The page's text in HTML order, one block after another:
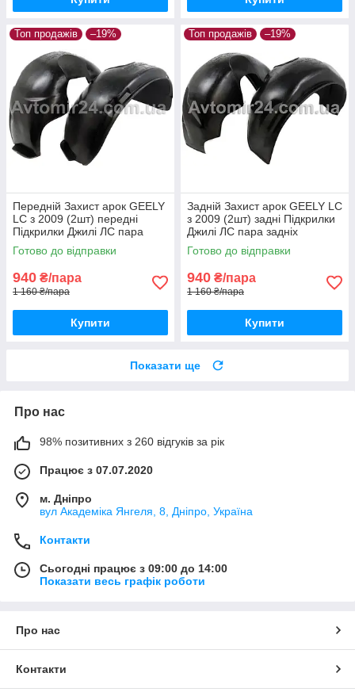
Топ продажів –19%
Передній Захист арок GEELY
LС з 2009 (2шт) передні
Підкрилки Джилі ЛС пара
передніх
Готово до відправки
940 ₴/пара
1 160 ₴/пара
Купити
Топ продажів –19%
Задній Захист арок GEELY LС
з 2009 (2шт) задні Підкрилки
Джилі ЛС пара задніх
Готово до відправки
940 ₴/пара
1 160 ₴/пара
Купити
Показати ще
Про нас
98% позитивних з 260 відгуків за рік
Працює з 07.07.2020
м. Дніпро
вул Академіка Янгеля, 8, Дніпро, Україна
Контакти
Сьогодні працює з 09:00 до 14:00
Показати весь графік роботи
Про нас
Контакти